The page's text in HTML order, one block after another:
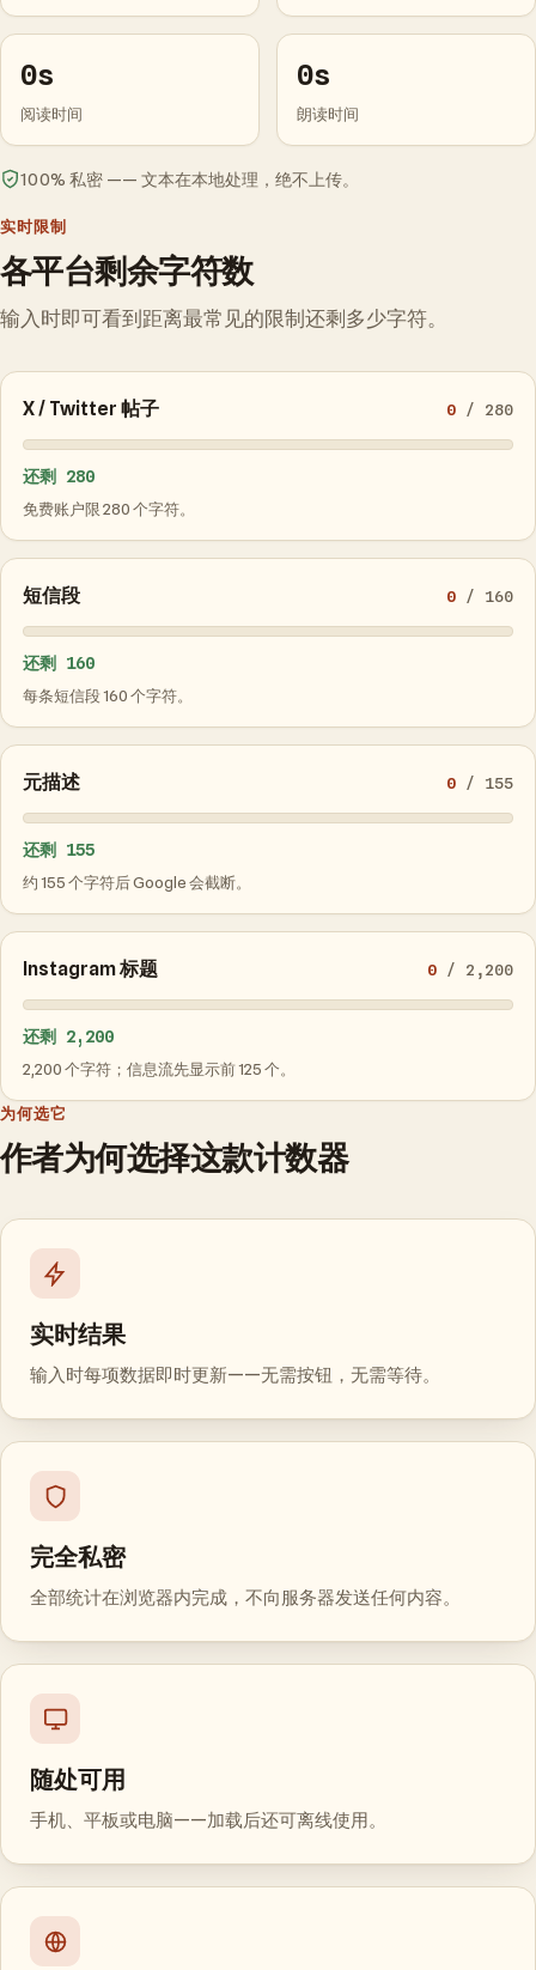
0s
阅读时间
0s
朗读时间
100% 私密 —— 文本在本地处理，绝不上传。
实时限制
各平台剩余字符数
输入时即可看到距离最常见的限制还剩多少字符。
X / Twitter 帖子 0 / 280
还剩 280
免费账户限 280 个字符。
短信段 0 / 160
还剩 160
每条短信段 160 个字符。
元描述 0 / 155
还剩 155
约 155 个字符后 Google 会截断。
Instagram 标题 0 / 2,200
还剩 2,200
2,200 个字符；信息流先显示前 125 个。
为何选它
作者为何选择这款计数器
实时结果
输入时每项数据即时更新——无需按钮，无需等待。
完全私密
全部统计在浏览器内完成，不向服务器发送任何内容。
随处可用
手机、平板或电脑——加载后还可离线使用。